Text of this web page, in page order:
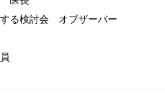
する検討会 オブザーバー